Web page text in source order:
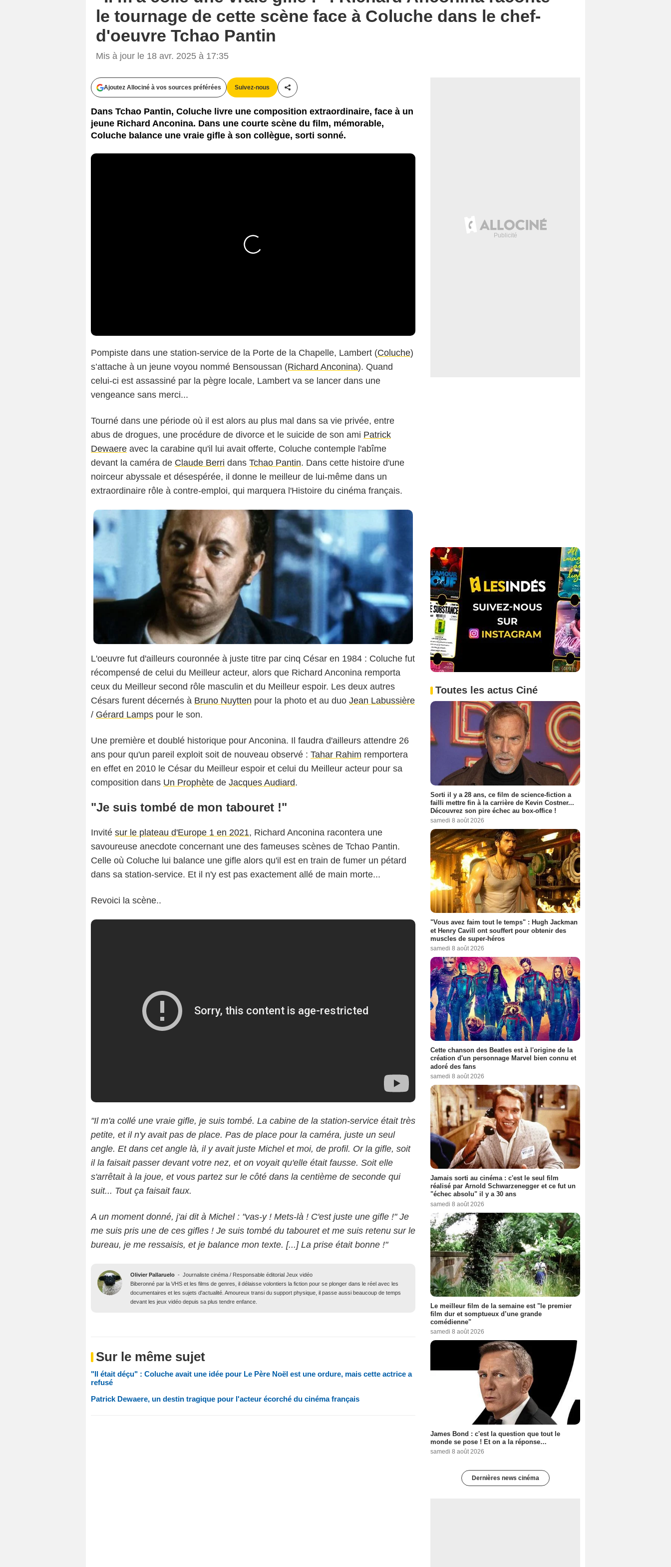
le tournage de cette scène face à Coluche dans le chef-
d'oeuvre Tchao Pantin
Mis à jour le 18 avr. 2025 à 17:35
Ajoutez Allociné à vos sources préférées Suivez-nous
Partager cet article
Dans Tchao Pantin, Coluche livre une composition extraordinaire, face à un
jeune Richard Anconina. Dans une courte scène du film, mémorable,
Coluche balance une vraie gifle à son collègue, sorti sonné.
Pompiste dans une station-service de la Porte de la Chapelle, Lambert (Coluche)
s’attache à un jeune voyou nommé Bensoussan (Richard Anconina). Quand
celui-ci est assassiné par la pègre locale, Lambert va se lancer dans une
vengeance sans merci...
Tourné dans une période où il est alors au plus mal dans sa vie privée, entre
abus de drogues, une procédure de divorce et le suicide de son ami Patrick
Dewaere avec la carabine qu'il lui avait offerte, Coluche contemple l'abîme
devant la caméra de Claude Berri dans Tchao Pantin. Dans cette histoire d'une
noirceur abyssale et désespérée, il donne le meilleur de lui-même dans un
extraordinaire rôle à contre-emploi, qui marquera l'Histoire du cinéma français.
Renn Productions
L'oeuvre fut d'ailleurs couronnée à juste titre par cinq César en 1984 : Coluche fut
récompensé de celui du Meilleur acteur, alors que Richard Anconina remporta
ceux du Meilleur second rôle masculin et du Meilleur espoir. Les deux autres
Césars furent décernés à Bruno Nuytten pour la photo et au duo Jean Labussière
/ Gérard Lamps pour le son.
Une première et doublé historique pour Anconina. Il faudra d'ailleurs attendre 26
ans pour qu'un pareil exploit soit de nouveau observé : Tahar Rahim remportera
en effet en 2010 le César du Meilleur espoir et celui du Meilleur acteur pour sa
composition dans Un Prophète de Jacques Audiard.
"Je suis tombé de mon tabouret !"
Invité sur le plateau d'Europe 1 en 2021, Richard Anconina racontera une
savoureuse anecdote concernant une des fameuses scènes de Tchao Pantin.
Celle où Coluche lui balance une gifle alors qu'il est en train de fumer un pétard
dans sa station-service. Et il n'y est pas exactement allé de main morte...
Revoici la scène..
"Il m'a collé une vraie gifle, je suis tombé. La cabine de la station-service était très
petite, et il n'y avait pas de place. Pas de place pour la caméra, juste un seul
angle. Et dans cet angle là, il y avait juste Michel et moi, de profil. Or la gifle, soit
il la faisait passer devant votre nez, et on voyait qu'elle était fausse. Soit elle
s'arrêtait à la joue, et vous partez sur le côté dans la centième de seconde qui
suit... Tout ça faisait faux.
A un moment donné, j'ai dit à Michel : "vas-y ! Mets-là ! C'est juste une gifle !" Je
me suis pris une de ces gifles ! Je suis tombé du tabouret et me suis retenu sur le
bureau, je me ressaisis, et je balance mon texte. [...] La prise était bonne !"
Olivier Pallaruelo - Journaliste cinéma / Responsable éditorial Jeux vidéo
Biberonné par la VHS et les films de genres, il délaisse volontiers la fiction pour se plonger dans le réel avec les
documentaires et les sujets d'actualité. Amoureux transi du support physique, il passe aussi beaucoup de temps
devant les jeux vidéo depuis sa plus tendre enfance.
Sur le même sujet
"Il était déçu" : Coluche avait une idée pour Le Père Noël est une ordure, mais cette actrice a
refusé
Patrick Dewaere, un destin tragique pour l'acteur écorché du cinéma français
Toutes les actus Ciné
Sorti il y a 28 ans, ce film de science-fiction a
failli mettre fin à la carrière de Kevin Costner...
Découvrez son pire échec au box-office !
samedi 8 août 2026
"Vous avez faim tout le temps" : Hugh Jackman
et Henry Cavill ont souffert pour obtenir des
muscles de super-héros
samedi 8 août 2026
Cette chanson des Beatles est à l'origine de la
création d'un personnage Marvel bien connu et
adoré des fans
samedi 8 août 2026
Jamais sorti au cinéma : c'est le seul film
réalisé par Arnold Schwarzenegger et ce fut un
"échec absolu" il y a 30 ans
samedi 8 août 2026
Le meilleur film de la semaine est "le premier
film dur et somptueux d’une grande
comédienne"
samedi 8 août 2026
James Bond : c'est la question que tout le
monde se pose ! Et on a la réponse…
samedi 8 août 2026
Dernières news cinéma